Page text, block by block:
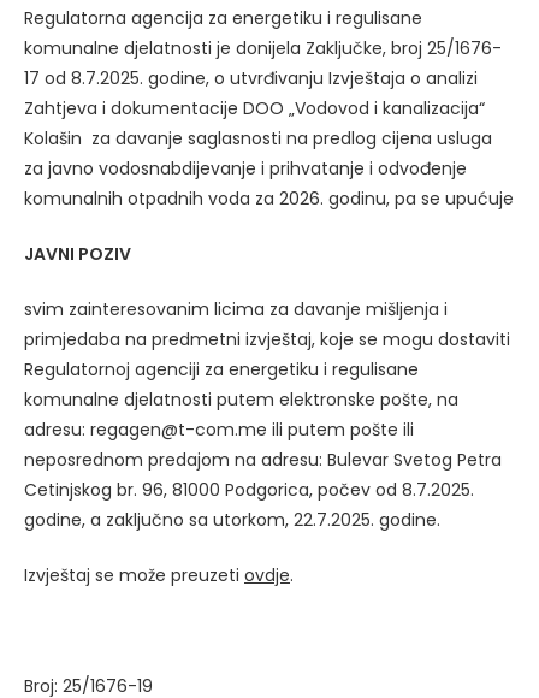
Regulatorna agencija za energetiku i regulisane
komunalne djelatnosti je donijela Zaključke, broj 25/1676-
17 od 8.7.2025. godine, o utvrđivanju Izvještaja o analizi
Zahtjeva i dokumentacije DOO „Vodovod i kanalizacija“
Kolašin za davanje saglasnosti na predlog cijena usluga
za javno vodosnabdijevanje i prihvatanje i odvođenje
komunalnih otpadnih voda za 2026. godinu, pa se upućuje
JAVNI POZIV
svim zainteresovanim licima za davanje mišljenja i
primjedaba na predmetni izvještaj, koje se mogu dostaviti
Regulatornoj agenciji za energetiku i regulisane
komunalne djelatnosti putem elektronske pošte, na
adresu: regagen@t-com.me ili putem pošte ili
neposrednom predajom na adresu: Bulevar Svetog Petra
Cetinjskog br. 96, 81000 Podgorica, počev od 8.7.2025.
godine, a zaključno sa utorkom, 22.7.2025. godine.
Izvještaj se može preuzeti ovdje.
Broj: 25/1676-19